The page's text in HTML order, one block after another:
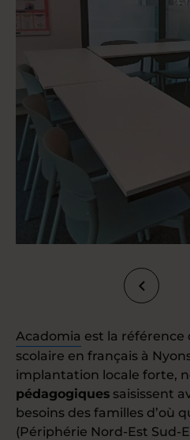
Acadomia est la référence
scolaire en français à
implantation locale forte,
pédagogiques saisissent
besoins des familles d’où
(Périphérie Nord-Est Sud-